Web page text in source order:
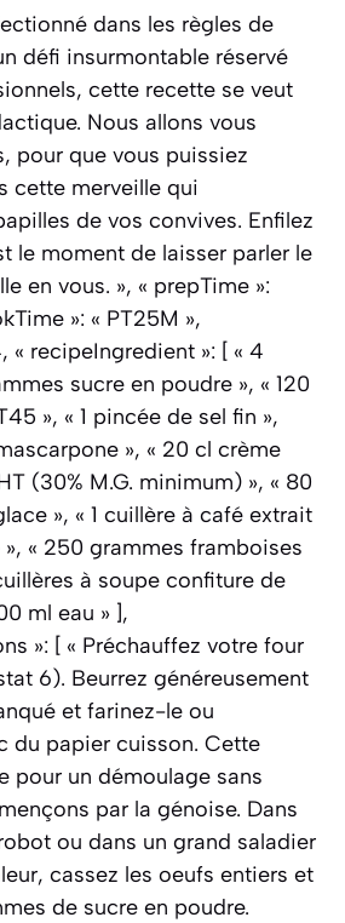
dans les règles de
défi insurmontable réservé
cette recette se veut
Nous allons vous
pour que vous puissiez
cette merveille qui
de vos convives. Enfilez
le moment de laisser parler le
en vous. », « prepTime »:
»: « PT25M »,
« recipeIngredient »: [ « 4
sucre en poudre », « 120
», « 1 pincée de sel fin »,
», « 20 cl crème
(30% M.G. minimum) », « 80
», « 1 cuillère à café extrait
« 250 grammes framboises
à soupe confiture de
ml eau » ],
»: [ « Préchauffez votre four
6). Beurrez généreusement
et farinez-le ou
du papier cuisson. Cette
pour un démoulage sans
par la génoise. Dans
ou dans un grand saladier
cassez les oeufs entiers et
de sucre en poudre.